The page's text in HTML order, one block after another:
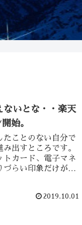
ないとな・・楽天
始。
たことのない自分で
出すところです。
トカード、電子マネ
づらい印象だけがあ
2019.10.01